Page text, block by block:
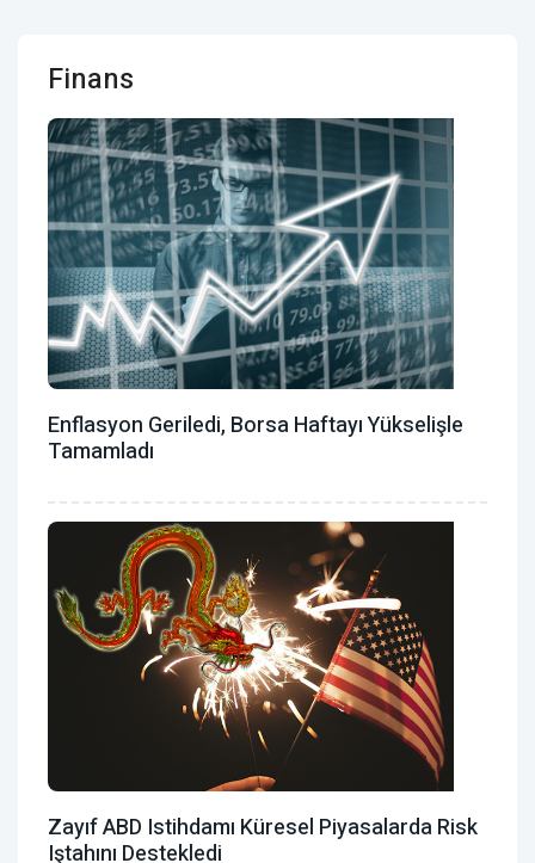
Finans
Enflasyon Geriledi, Borsa Haftayı Yükselişle
Tamamladı
Zayıf ABD Istihdamı Küresel Piyasalarda Risk
Iştahını Destekledi